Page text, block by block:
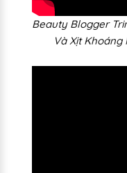
Beauty Blogger
Và Xịt Khoáng